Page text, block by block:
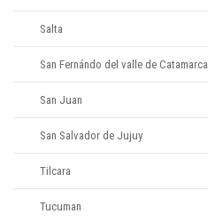
Salta
San Fernándo del valle de Catamarca
San Juan
San Salvador de Jujuy
Tilcara
Tucuman